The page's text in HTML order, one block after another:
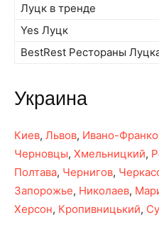
Луцк в тренде
Yes Луцк
BestRest Рестораны
Украина
Киев, Львов, Ивано-
Черновцы, Хмельницкий,
Полтава, Чернигов,
Запорожье, Николаев,
Херсон, Кропивницький,